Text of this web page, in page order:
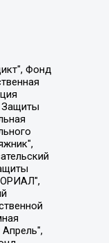
Комитет против пыток/Команда против пыток, Общество с ограниченной ответственностью "Первый научный", Общество с ограниченной ответственностью "Вертолет и ко", Белоцерковская Вероника Борисовна, Кац Максим Евгеньевич, Лазарева Татьяна Юрьевна, Шаведдинов Руслан Табризович, Яшин Илья Валерьевич, Общество с ограниченной ответственностью "Иноагент ААВ", Алешковский Дмитрий Петрович, Альбац Евгения Марковна, Быков Дмитрий Львович, Галямина Юлия Евгеньевна, Лойко Сергей Леонидович, Мартынов Кирилл Константинович, Медведев Сергей Александрович, Крашенинников Федор Геннадиевич, Гордеева Катерина Вл